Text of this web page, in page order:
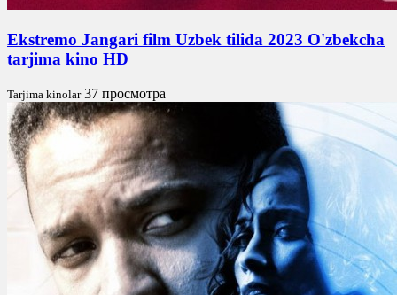
Ekstremo Jangari film Uzbek tilida 2023 O'zbekcha
tarjima kino HD
Tarjima kinolar 37 просмотра